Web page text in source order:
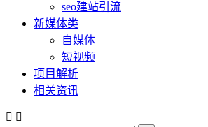
seo建站引流
新媒体类
自媒体
短视频
项目解析
相关资讯
 